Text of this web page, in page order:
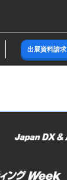
出展資料請求